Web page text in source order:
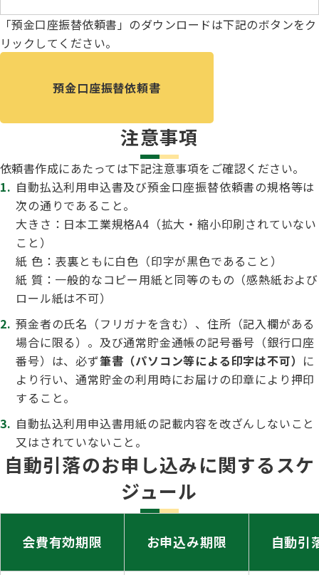
長寿犬表彰について
災害救助犬の育成
人工授精について
血統証明書・よくあるご質問
Obtaining the JKC Certified Export Pedigree
BH
トリミング競技会
ハンドリング競技会
ジュニアハンドラー
過去の大会結果
犬の絵コンクールについて
愛犬とのふれあい写真コンテストについて
愛犬とのふれあいの俳句について
「預金口座振替依頼書」のダウンロードは下記のボタンをク
リックしてください。
預金口座振替依頼書
注意事項
依頼書作成にあたっては下記注意事項をご確認ください。
自動払込利用申込書及び預金口座振替依頼書の規格等は
次の通りであること。
大きさ：日本工業規格A4（拡大・縮小印刷されていない
こと）
紙 色：表裏ともに白色（印字が黒色であること）
紙 質：一般的なコピー用紙と同等のもの（感熱紙および
ロール紙は不可）
預金者の氏名（フリガナを含む）、住所（記入欄がある
場合に限る）。及び通常貯金通帳の記号番号（銀行口座
番号）は、必ず筆書（パソコン等による印字は不可） に
より行い、通常貯金の利用時にお届けの印章により押印
すること。
自動払込利用申込書用紙の記載内容を改ざんしないこと
又はされていないこと。
自動引落のお申し込みに関するスケ
ジュール
会費有効期限 お申込み期限 自動